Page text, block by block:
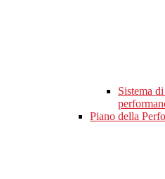
Sistema
Piano della